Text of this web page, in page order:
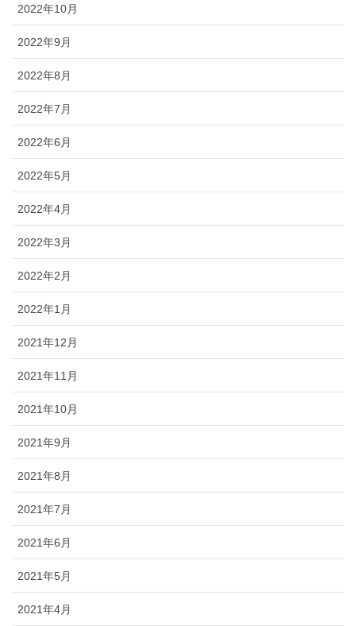
2022年10月
2022年9月
2022年8月
2022年7月
2022年6月
2022年5月
2022年4月
2022年3月
2022年2月
2022年1月
2021年12月
2021年11月
2021年10月
2021年9月
2021年8月
2021年7月
2021年6月
2021年5月
2021年4月